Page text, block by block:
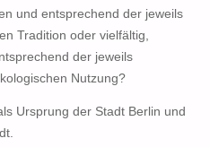
und entsprechend der jeweils
Tradition oder vielfältig,
der jeweils
Nutzung?
Ursprung der Stadt Berlin und